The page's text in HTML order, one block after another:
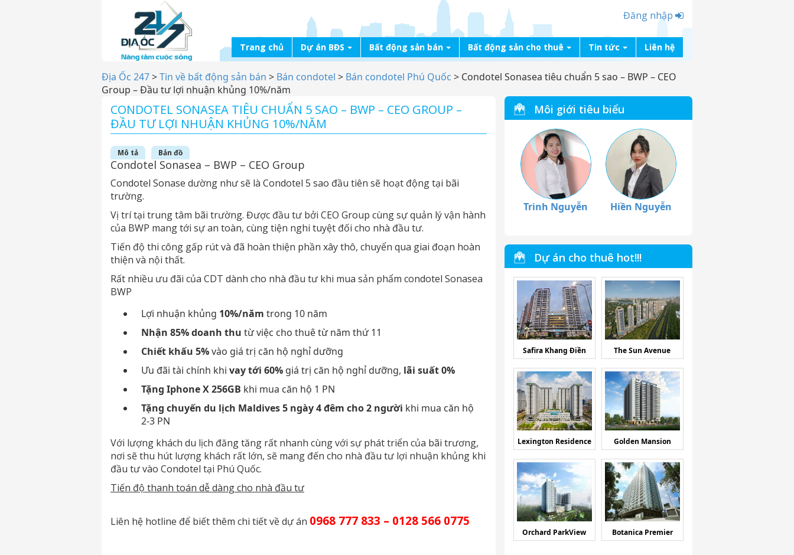
Đăng nhập
Trang chủ Dự án BĐS Bất động sản bán Bất động sản cho thuê Tin tức Liên hệ
Địa Ốc 247>Tin về bất động sản bán > Bán condotel > Bán condotel Phú Quốc > Condotel Sonasea tiêu chuẩn 5 sao – BWP – CEO
Group – Đầu tư lợi nhuận khủng 10%/năm
CONDOTEL SONASEA TIÊU CHUẨN 5 SAO – BWP – CEO GROUP –
ĐẦU TƯ LỢI NHUẬN KHỦNG 10%/NĂM
Mô tả Bản đồ
Condotel Sonasea – BWP – CEO Group
Condotel Sonase dường như sẽ là Condotel 5 sao đầu tiên sẽ hoạt động tại bãi
trường.
Vị trí tại trung tâm bãi trường. Được đầu tư bởi CEO Group cùng sự quản lý vận hành
của BWP mang tới sự an toàn, cùng tiện nghi tuyệt đối cho nhà đầu tư.
Tiến độ thi công gấp rút và đã hoàn thiện phần xây thô, chuyển qua giai đoạn hoàn
thiện và nội thất.
Rất nhiều ưu đãi của CDT dành cho nhà đầu tư khi mua sản phẩm condotel Sonasea
BWP
Lợi nhuận khủng 10%/năm trong 10 năm
Nhận 85% doanh thu từ việc cho thuê từ năm thứ 11
Chiết khấu 5%vào giá trị căn hộ nghỉ dưỡng
Ưu đãi tài chính khi vay tới 60% giá trị căn hộ nghỉ dưỡng, lãi suất 0%
Tặng Iphone X 256GB khi mua căn hộ 1 PN
Tặng chuyến du lịch Maldives 5 ngày 4 đêm cho 2 người khi mua căn hộ
2-3 PN
Với lượng khách du lịch đăng tăng rất nhanh cùng với sự phát triển của bãi trương,
nơi sẽ thu hút lượng khách rất lớn, sẽ mang đến cho nhà đầu tư lợi nhuận khủng khi
đầu tư vào Condotel tại Phú Quốc.
Tiến độ thanh toán dễ dàng cho nhà đầu tư
Liên hệ hotline để biết thêm chi tiết về dự án 0968 777 833 – 0128 566 0775
Môi giới tiêu biểu
Trinh Nguyễn Hiền Nguyễn
Dự án cho thuê hot!!!
Safira Khang Điền The Sun Avenue
Lexington Residence Golden Mansion
Orchard ParkView Botanica Premier